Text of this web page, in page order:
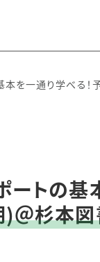
を一通り学べる！
トの基
杉本図